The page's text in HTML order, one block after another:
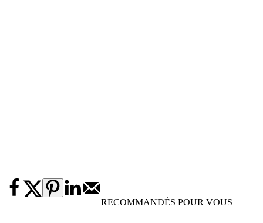
RECOMMANDÉS POUR VOUS